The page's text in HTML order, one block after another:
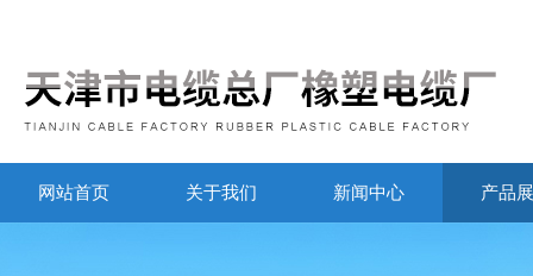
网站首页 关于我们 新闻中心 产品